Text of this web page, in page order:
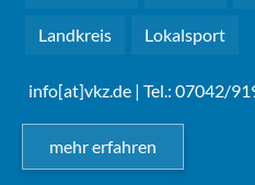
Landkreis Lokalsport
info[at]vkz.de | Tel.: 07042/
mehr erfahren